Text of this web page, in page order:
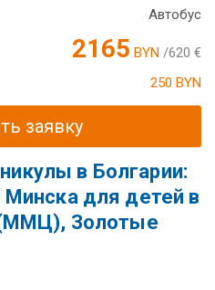
Автобус
2165 BYN /620 €
250 BYN
заявку
в Болгарии:
Минска для детей в
(ММЦ), Золотые